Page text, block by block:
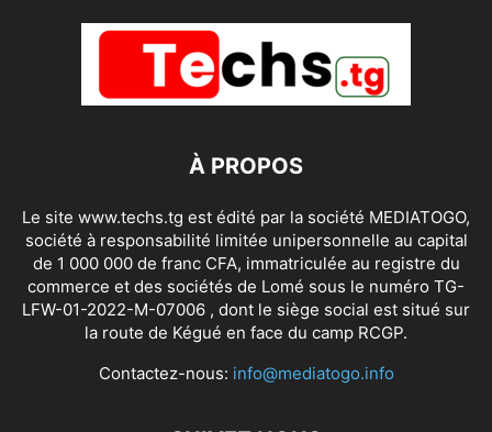
À PROPOS
Le site www.techs.tg est édité par la société MEDIATOGO,
société à responsabilité limitée unipersonnelle au capital
de 1 000 000 de franc CFA, immatriculée au registre du
commerce et des sociétés de Lomé sous le numéro TG-
LFW-01-2022-M-07006 , dont le siège social est situé sur
la route de Kégué en face du camp RCGP.
Contactez-nous: info@mediatogo.info